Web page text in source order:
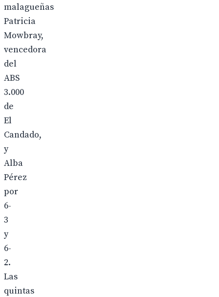
malagueñas
Patricia
Mowbray,
vencedora
del
ABS
3.000
de
El
Candado,
y
Alba
Pérez
por
6-
3
y
6-
2.
Las
quintas